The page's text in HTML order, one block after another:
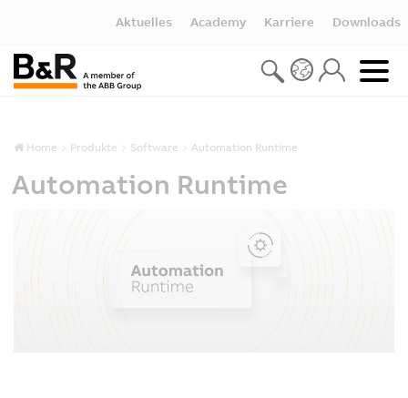
Aktuelles Academy Karriere Downloads
Home Produkte Software Automation Runtime
Automation Runtime